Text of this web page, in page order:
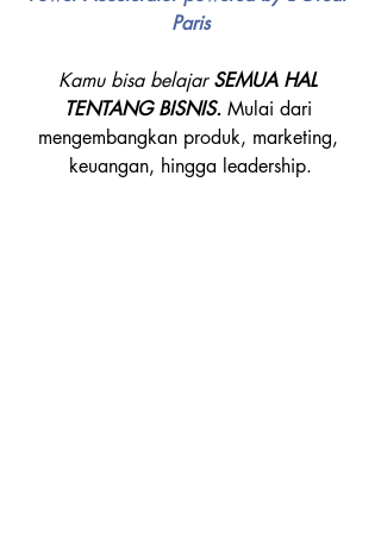
Paris
Kamu bisa belajar SEMUA HAL
TENTANG BISNIS. Mulai dari
mengembangkan produk, marketing,
keuangan, hingga leadership.